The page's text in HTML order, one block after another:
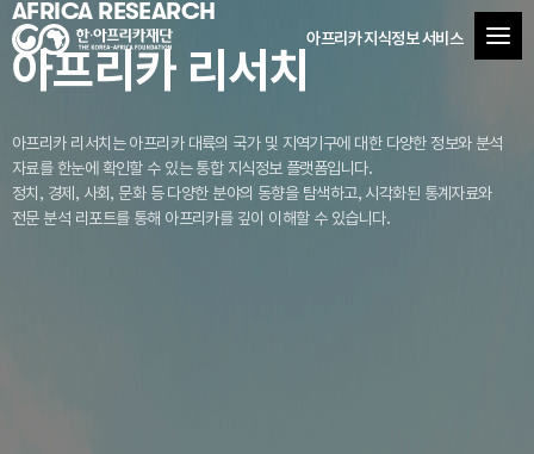
아프리카 지식정보 서비스
AFRICA RESEARCH
아프리카 리서치
아프리카 리서치는 아프리카 대륙의 국가 및 지역기구에 대한 다양한 정보와 분석
자료를 한눈에 확인할 수 있는 통합 지식정보 플랫폼입니다.
정치, 경제, 사회, 문화 등 다양한 분야의 동향을 탐색하고, 시각화된 통계자료와
전문 분석 리포트를 통해 아프리카를 깊이 이해할 수 있습니다.